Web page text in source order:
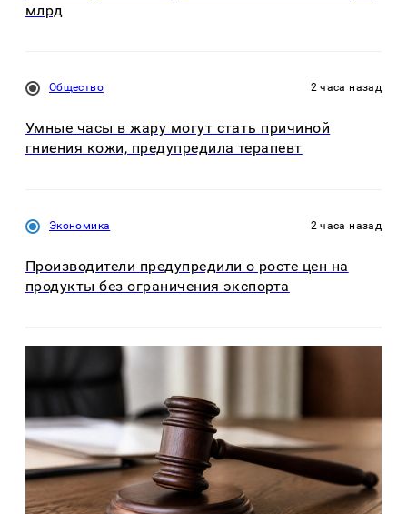
млрд
Общество 2 часа назад
Умные часы в жару могут стать причиной
гниения кожи, предупредила терапевт
Экономика 2 часа назад
Производители предупредили о росте цен на
продукты без ограничения экспорта